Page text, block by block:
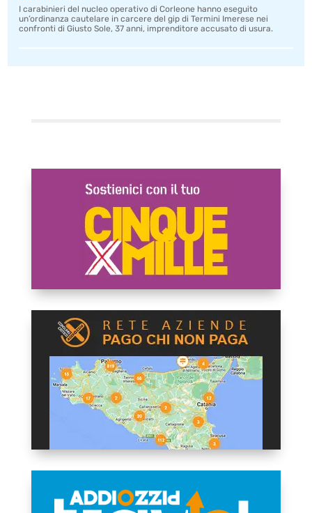
I carabinieri del nucleo operativo di Corleone hanno eseguito
un’ordinanza cautelare in carcere del gip di Termini Imerese nei
confronti di Giusto Sole, 37 anni, imprenditore accusato di usura.